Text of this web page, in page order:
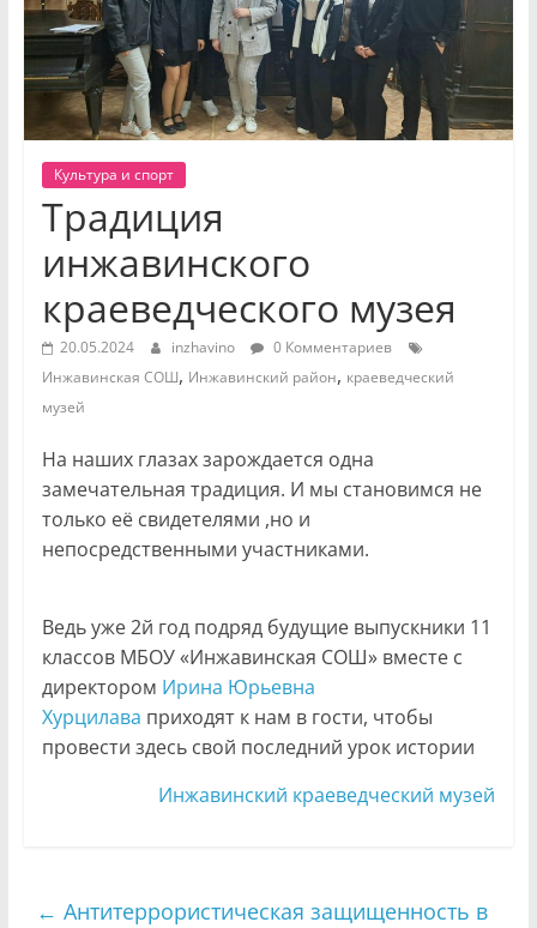
Культура и спорт
Традиция
инжавинского
краеведческого музея
20.05.2024 inzhavino
0 Комментариев
Инжавинская СОШ, Инжавинский район, краеведческий
музей
На наших глазах зарождается одна
замечательная традиция. И мы становимся не
только её свидетелями ,но и
непосредственными участниками.
Ведь уже 2й год подряд будущие выпускники 11
классов МБОУ «Инжавинская СОШ» вместе с
директором Ирина Юрьевна
Хурцилава приходят к нам в гости, чтобы
провести здесь свой последний урок истории
Инжавинский краеведческий музей
← Антитеррористическая защищенность в